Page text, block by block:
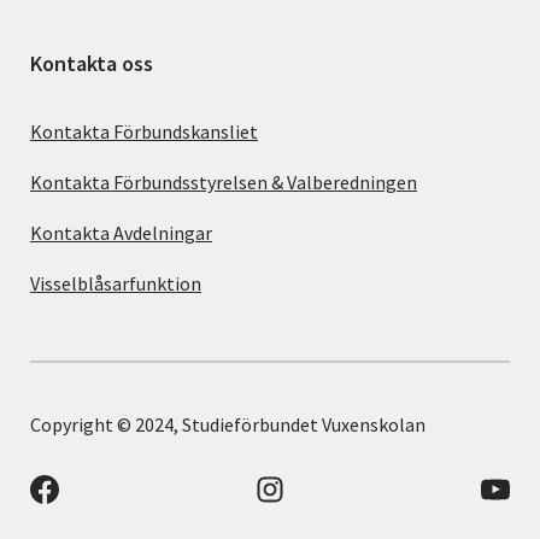
Kontakta oss
Kontakta Förbundskansliet
Kontakta Förbundsstyrelsen & Valberedningen
Kontakta Avdelningar
Visselblåsarfunktion
Copyright © 2024, Studieförbundet Vuxenskolan